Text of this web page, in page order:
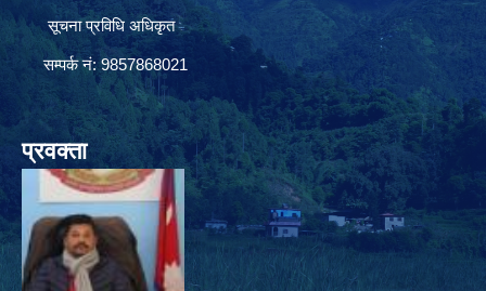
सूचना प्रविधि अधिकृत
सम्पर्क नं: 9857868021
प्रवक्ता